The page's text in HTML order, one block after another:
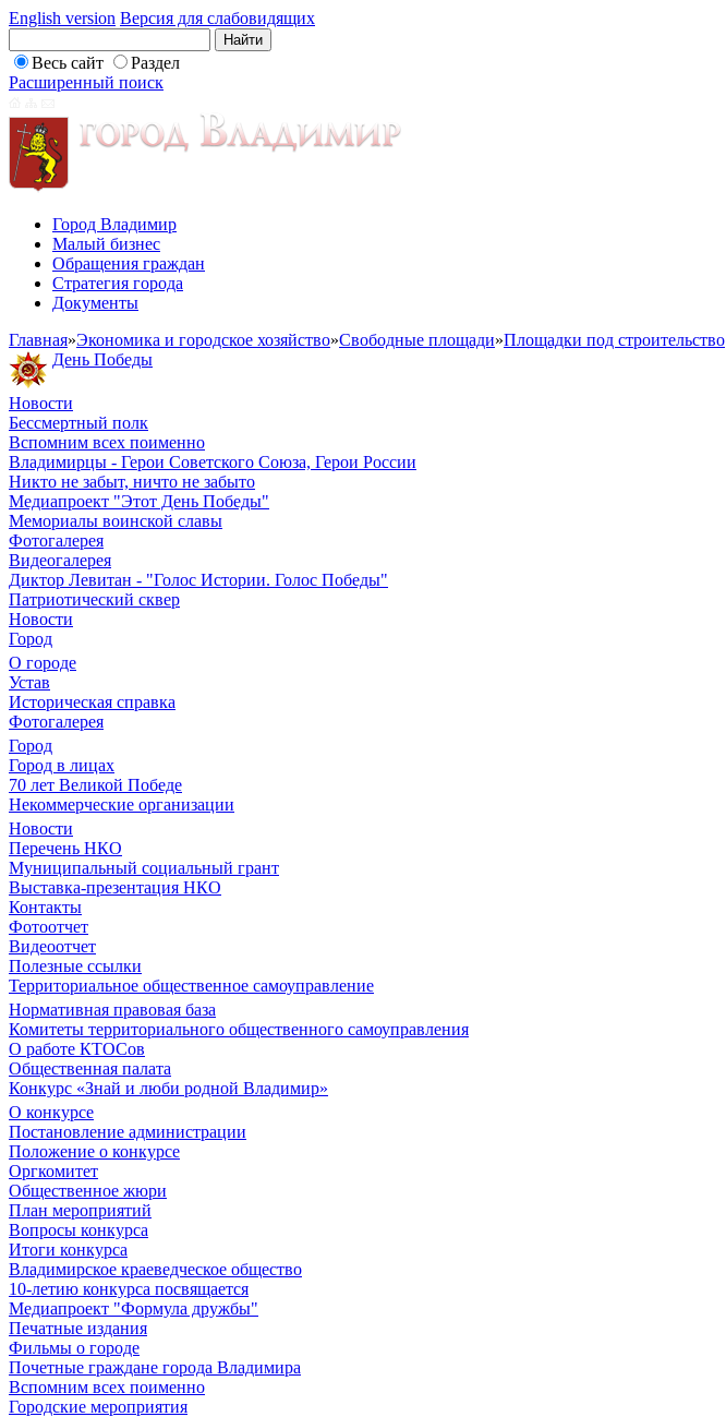
English version Версия для слабовидящих
Весь сайт
Раздел
Расширенный поиск
Город Владимир
Малый бизнес
Обращения граждан
Стратегия города
Документы
Главная»Экономика и городское хозяйство»Свободные площади»Площадки под строительство
День Победы
Новости
Бессмертный полк
Вспомним всех поименно
Владимирцы - Герои Советского Союза, Герои России
Никто не забыт, ничто не забыто
Медиапроект "Этот День Победы"
Мемориалы воинской славы
Фотогалерея
Видеогалерея
Диктор Левитан - "Голос Истории. Голос Победы"
Патриотический сквер
Новости
Город
О городе
Устав
Историческая справка
Фотогалерея
Город
Город в лицах
70 лет Великой Победе
Некоммерческие организации
Новости
Перечень НКО
Муниципальный социальный грант
Выставка-презентация НКО
Контакты
Фотоотчет
Видеоотчет
Полезные ссылки
Территориальное общественное самоуправление
Нормативная правовая база
Комитеты территориального общественного самоуправления
О работе КТОСов
Общественная палата
Конкурс «Знай и люби родной Владимир»
О конкурсе
Постановление администрации
Положение о конкурсе
Оргкомитет
Общественное жюри
План мероприятий
Вопросы конкурса
Итоги конкурса
Владимирское краеведческое общество
10-летию конкурса посвящается
Медиапроект "Формула дружбы"
Печатные издания
Фильмы о городе
Почетные граждане города Владимира
Вспомним всех поименно
Городские мероприятия